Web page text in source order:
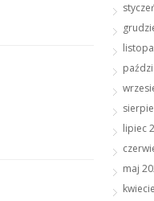
lipiec
maj